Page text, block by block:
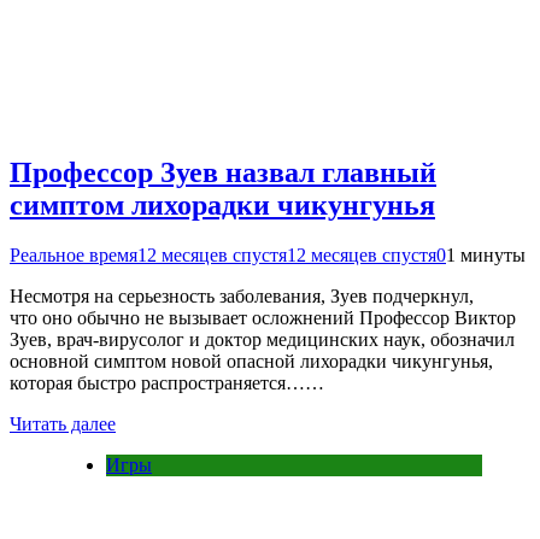
Профессор Зуев назвал главный
симптом лихорадки чикунгунья
Реальное время12 месяцев спустя12 месяцев спустя01 минуты
Несмотря на серьезность заболевания, Зуев подчеркнул,
что оно обычно не вызывает осложнений Профессор Виктор
Зуев, врач-вирусолог и доктор медицинских наук, обозначил
основной симптом новой опасной лихорадки чикунгунья,
которая быстро распространяется……
Читать далее
Игры